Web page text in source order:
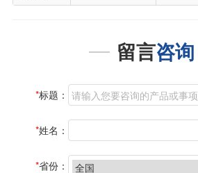
留言咨询
*标题：
*姓名：
*省份：